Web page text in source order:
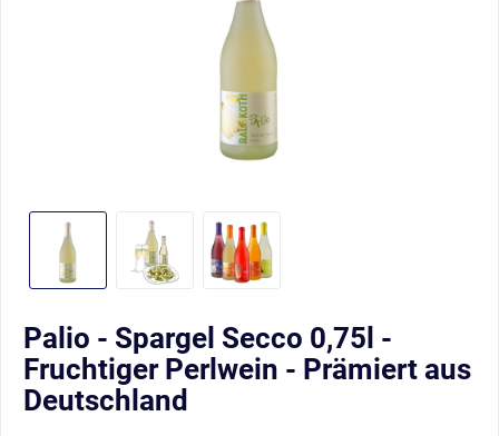
Palio - Spargel Secco 0,75l -
Fruchtiger Perlwein - Prämiert aus
Deutschland